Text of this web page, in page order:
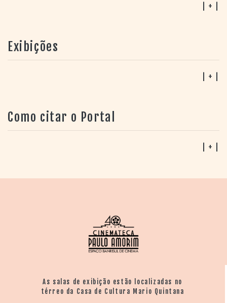
| + |
Exibições
| + |
Como citar o Portal
| + |
As salas de exibição estão localizadas no
térreo da Casa de Cultura Mario Quintana